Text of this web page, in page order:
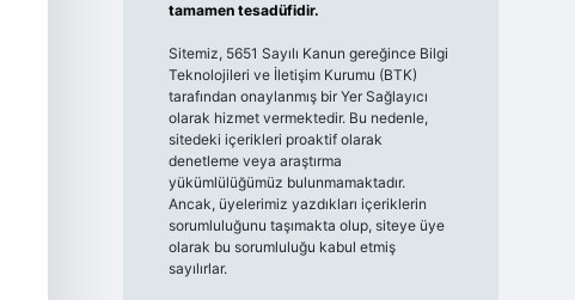
tamamen tesadüfidir.
Sitemiz, 5651 Sayılı Kanun gereğince Bilgi
Teknolojileri ve İletişim Kurumu (BTK)
tarafından onaylanmış bir Yer Sağlayıcı
olarak hizmet vermektedir. Bu nedenle,
sitedeki içerikleri proaktif olarak
denetleme veya araştırma
yükümlülüğümüz bulunmamaktadır.
Ancak, üyelerimiz yazdıkları içeriklerin
sorumluluğunu taşımakta olup, siteye üye
olarak bu sorumluluğu kabul etmiş
sayılırlar.